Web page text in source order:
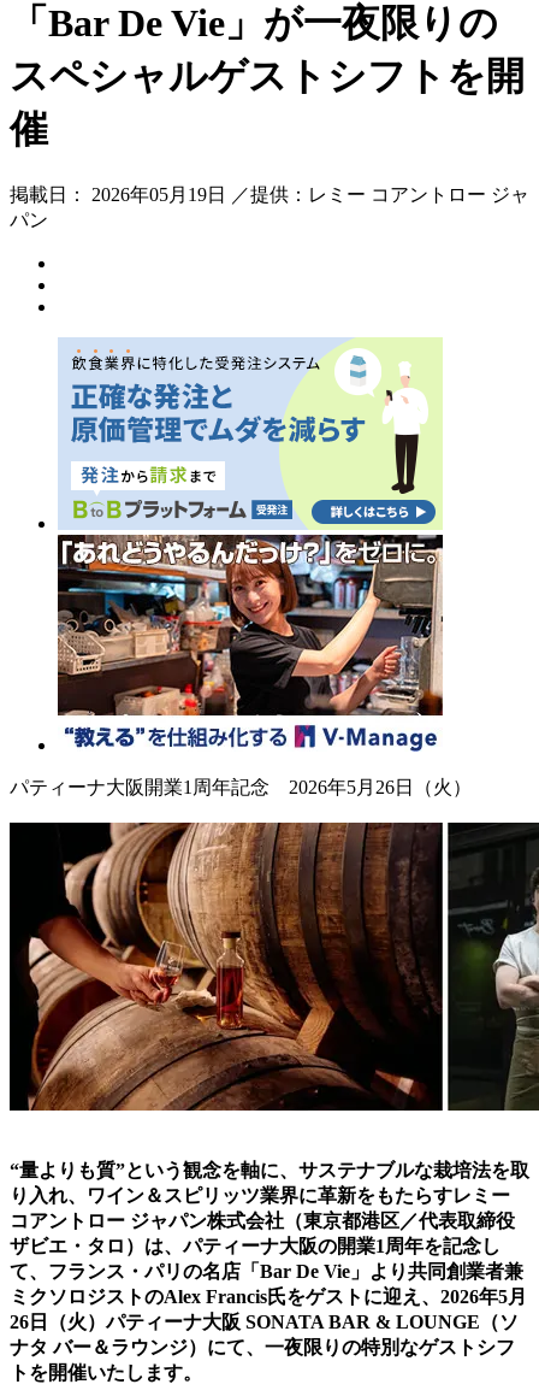
「Bar De Vie」が一夜限りの
スペシャルゲストシフトを開
催
掲載日： 2026年05月19日 ／提供：レミー コアントロー ジャ
パン
パティーナ大阪開業1周年記念 2026年5月26日（火）
“量よりも質”という観念を軸に、サステナブルな栽培法を取
り入れ、ワイン＆スピリッツ業界に革新をもたらすレミー
コアントロー ジャパン株式会社（東京都港区／代表取締役
ザビエ・タロ）は、パティーナ大阪の開業1周年を記念し
て、フランス・パリの名店「Bar De Vie」より共同創業者兼
ミクソロジストのAlex Francis氏をゲストに迎え、2026年5月
26日（火）パティーナ大阪 SONATA BAR & LOUNGE（ソ
ナタ バー＆ラウンジ）にて、一夜限りの特別なゲストシフ
トを開催いたします。